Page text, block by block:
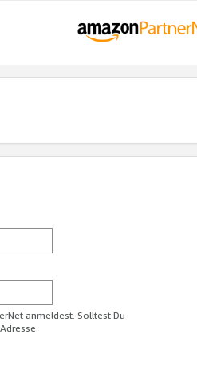
anmeldest. Solltest Du